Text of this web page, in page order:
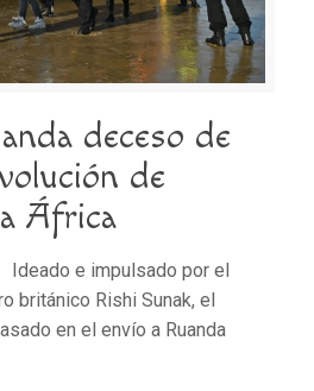
deceso de
de
África
Ideado e impulsado por el
británico Rishi Sunak, el
en el envío a Ruanda